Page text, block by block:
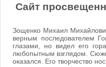
Сайт
Зощенко Михаил
верным последователем
глазами, но видел его
любопытным взглядом.
оказался. Его творчество